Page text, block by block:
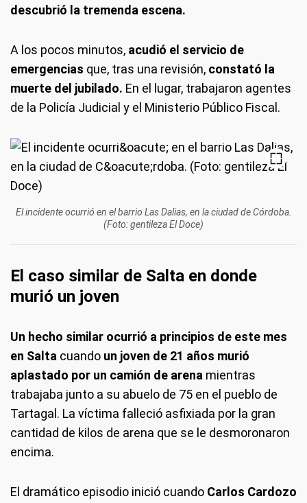
descubrió la tremenda escena.
A los pocos minutos, acudió el servicio de
emergencias que, tras una revisión, constató la
muerte del jubilado. En el lugar, trabajaron agentes
de la Policía Judicial y el Ministerio Público Fiscal.
El incidente ocurrió en el barrio Las Dalias, en la ciudad de Córdoba.
(Foto: gentileza El Doce)
El caso similar de Salta en donde
murió un joven
Un hecho similar ocurrió a principios de este mes
en Salta cuando un joven de 21 años murió
aplastado por un camión de arena mientras
trabajaba junto a su abuelo de 75 en el pueblo de
Tartagal. La víctima falleció asfixiada por la gran
cantidad de kilos de arena que se le desmoronaron
encima.
El dramático episodio inició cuando Carlos Cardozo